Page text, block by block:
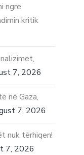
ngre
kritik
7, 2026
në Gaza,
7, 2026
nuk tërhiqen!
7, 2026